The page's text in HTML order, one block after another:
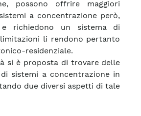
possono offrire maggiori
a concentrazione però,
richiedono un sistema di
li rendono pertanto
residenziale.
si è proposta di trovare delle
sistemi a concentrazione in
due diversi aspetti di tale